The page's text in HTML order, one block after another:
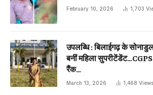
February 10, 2026 1,703
उपलब्धि : बिलाईगढ़ के
बनीं महिला
रैंक…
March 13, 2026 1,468 Views